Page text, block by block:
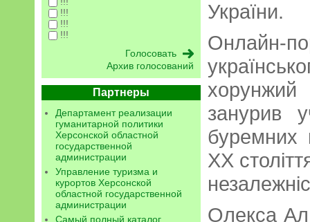
!!!
!!!
!!!
Архив голосований
Партнеры
Департамент реализации
гуманитарной политики
Херсонской областной
государственной
администрации
Управление туризма и
курортов Херсонской
областной государственной
администрации
Самый полный каталог
України.
занурив
буремних
XX
Олекса